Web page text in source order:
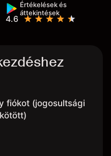
Értékelések és
áttekintések
4.6
fiókot (jogosultsági